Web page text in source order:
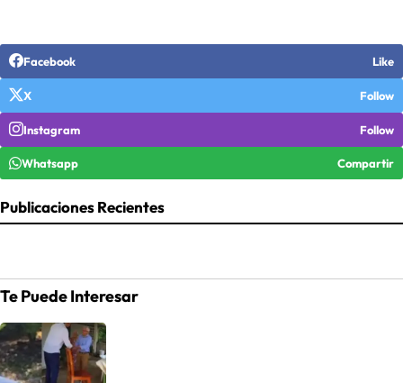
Facebook Like
X Follow
Instagram Follow
Whatsapp Compartir
Publicaciones Recientes
Te Puede Interesar